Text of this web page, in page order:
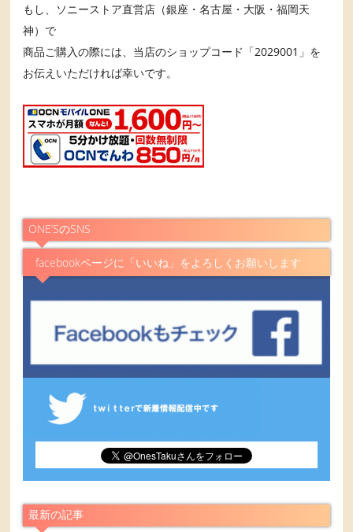
もし、ソニーストア直営店（銀座・名古屋・大阪・福岡天
神）で
商品ご購入の際には、当店のショップコード「2029001」を
お伝えいただければ幸いです。
ONE’SのSNS
facebookページに「いいね」をよろしくお願いします
最新の記事